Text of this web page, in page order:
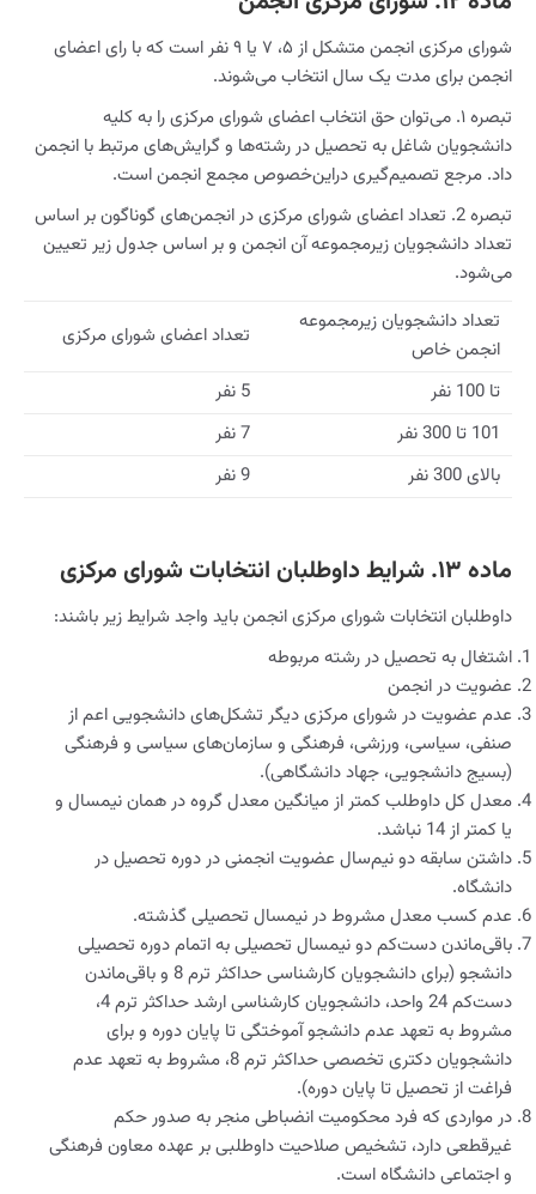
شورای مرکزی انجمن متشکل از ۵، ۷ یا ‎۹ نفر است که با رای اعضای
انجمن برای مدت یک سال انتخاب می‌شوند.
تبصره ۱. می‌توان حق انتخاب اعضای شورای مرکزی را به کلیه
دانشجویان شاغل به تحصیل در رشته‌ها و گرایش‌های مرتبط با انجمن
داد. مرجع تصمیم‌گیری دراین‌خصوص مجمع انجمن است.
تبصره 2. تعداد اعضای شورای مرکزی در انجمن‌های گوناگون بر اساس
تعداد دانشجویان زیرمجموعه آن انجمن و بر اساس جدول زیر تعیین
می‌شود.
تعداد دانشجویان زیرمجموعه
انجمن خاص
تعداد اعضای شورای مرکزی
تا 100 نفر
5 نفر
101 تا 300 نفر
7 نفر
بالای 300 نفر
9 نفر
ماده ۱۳. شرایط داوطلبان انتخابات شورای مرکزی
داوطلبان انتخابات شورای مرکزی انجمن باید واجد شرایط زیر باشند:
اشتغال به تحصیل در رشته مربوطه
عضویت در انجمن
عدم عضویت در شورای مرکزی دیگر تشکل‌های دانشجویی اعم از
صنفی، سیاسی، ورزشی، فرهنگی و سازمان‌های سیاسی و فرهنگی
(بسیج دانشجویی، جهاد دانشگاهی).
معدل کل داوطلب کمتر از میانگین معدل گروه در همان نیمسال و
یا کمتر از 14 نباشد.
داشتن سابقه دو نیم‌سال عضویت انجمنی در دوره تحصیل در
دانشگاه.
عدم کسب معدل مشروط در نیمسال تحصیلی گذشته.
باقی‌ماندن دست‌کم دو نیمسال تحصیلی به اتمام دوره تحصیلی
دانشجو (برای دانشجویان کارشناسی حداکثر ترم 8 و باقی‌ماندن
دست‌کم 24 واحد، دانشجویان کارشناسی ارشد حداکثر ترم 4،
مشروط به تعهد عدم دانشجو آموختگی تا پایان دوره و برای
دانشجویان دکتری تخصصی حداکثر ترم 8، مشروط به تعهد عدم
فراغت از تحصیل تا پایان دوره).
در مواردی که فرد محکومیت انضباطی منجر به صدور حکم
غیرقطعی دارد، تشخیص صلاحیت داوطلبی بر عهده معاون فرهنگی
و اجتماعی دانشگاه است.